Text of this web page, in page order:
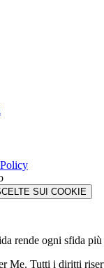
SUI COOKIE
rende ogni sfida
Me. Tutti i diritti